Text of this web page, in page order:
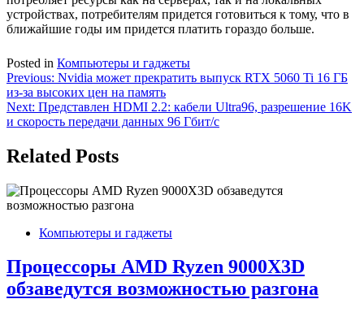
устройствах, потребителям придется готовиться к тому, что в
ближайшие годы им придется платить гораздо больше.
Posted in Компьютеры и гаджеты
Навигация
по
записям
Previous: Nvidia может прекратить выпуск RTX 5060 Ti 16 ГБ
из-за высоких цен на память
Next: Представлен HDMI 2.2: кабели Ultra96, разрешение 16K
и скорость передачи данных 96 Гбит/с
Related Posts
Компьютеры и гаджеты
Процессоры AMD Ryzen 9000X3D
обзаведутся возможностью разгона